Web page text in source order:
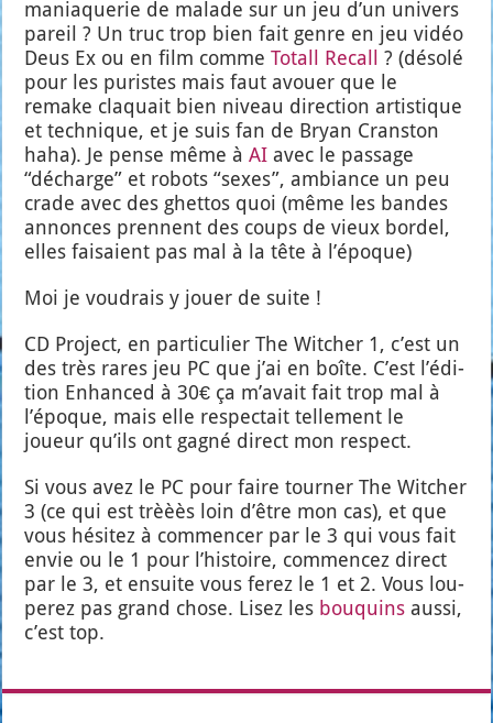
mania­que­rie de malade sur un jeu d’un uni­vers
pareil ? Un truc trop bien fait genre en jeu vidéo
Deus Ex ou en film commeTotall Recall
? (déso­lé
pour les puristes mais faut avouer que le
remake cla­quait bien niveau direc­tion artis­tique
et tech­nique, et je suis fan de Bryan Crans­ton
haha). Je pense même àAI avec le pas­sage
“décharge” et robots “sexes”, ambiance un peu
crade avec des ghet­tos quoi (même les bandes
annonces prennent des coups de vieux bor­del,
elles fai­saient pas mal à la tête à l’é­poque)
Moi je vou­drais y jouer de suite !
CD Pro­ject, en par­ti­cu­lier The Wit­cher 1, c’est un
des très rares jeu PC que j’ai en boîte. C’est l’é­di­
tion Enhan­ced à 30€ ça m’a­vait fait trop mal à
l’é­poque, mais elle res­pec­tait tel­le­ment le
joueur qu’ils ont gagné direct mon res­pect.
Si vous avez le PC pour faire tour­ner The Wit­cher
3 (ce qui est trèèès loin d’être mon cas), et que
vous hési­tez à com­men­cer par le 3 qui vous fait
envie ou le 1 pour l’his­toire, com­men­cez direct
par le 3, et ensuite vous ferez le 1 et 2. Vous lou­
pe­rez pas grand chose. Lisez les bou­quins aus­si,
c’est top.